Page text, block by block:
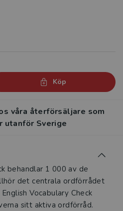
Köp
våra återförsäljare som
utanför Sverige
behandlar 1 000 av de
det centrala ordförrådet
Vocabulary Check
sitt aktiva ordförråd.